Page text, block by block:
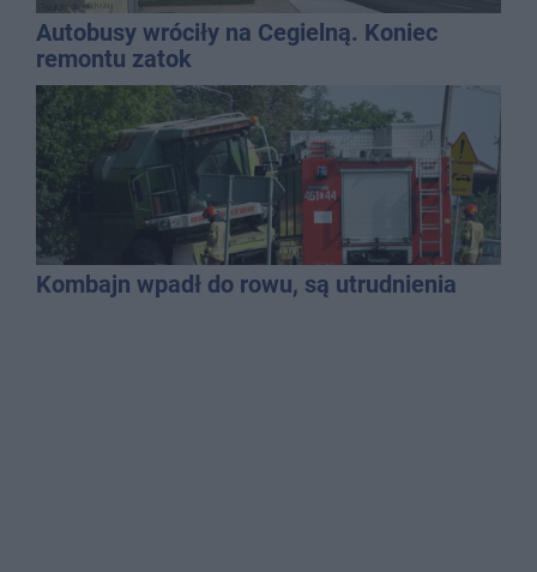
Autobusy wróciły na Cegielną. Koniec
remontu zatok
Kombajn wpadł do rowu, są utrudnienia